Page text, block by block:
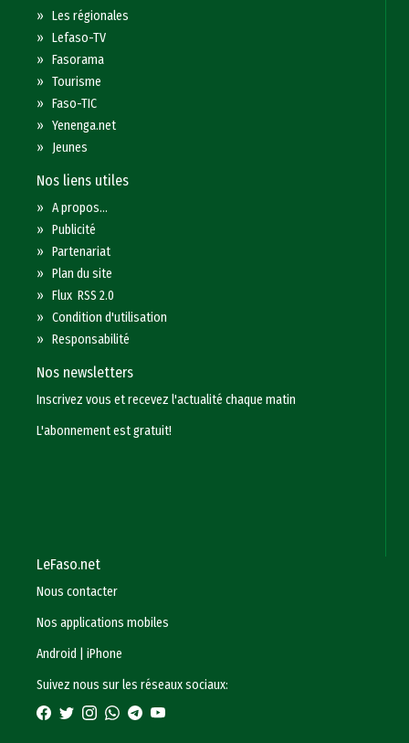
»Les régionales
»Lefaso-TV
»Fasorama
»Tourisme
»Faso-TIC
»Yenenga.net
» Jeunes
Nos liens utiles
»A propos...
»Publicité
»Partenariat
»Plan du site
»Flux RSS 2.0
»Condition d'utilisation
»Responsabilité
Nos newsletters
Inscrivez vous et recevez l'actualité chaque matin
L'abonnement est gratuit!
LeFaso.net
Nous contacter
Nos applications mobiles
Android
|iPhone
Suivez nous sur les réseaux sociaux: